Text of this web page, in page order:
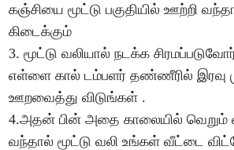
கஞ்சியை மூட்டு பகுதியில் ஊற்றி
கிடைக்கும்
3. மூட்டு வலியால் நடக்க சிரமப்படுவோர்
எள்ளை கால் டம்பளர் தண்ணீரில் இரவு
ஊறவைத்து விடுங்கள் .
4.அதன் பின் அதை காலையில் வெறும்
வந்தால் மூட்டு வலி உங்கள் வீட்டை